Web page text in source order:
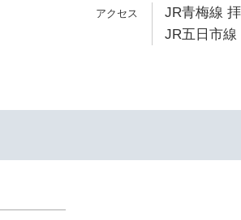
JR青梅線
JR五日市線